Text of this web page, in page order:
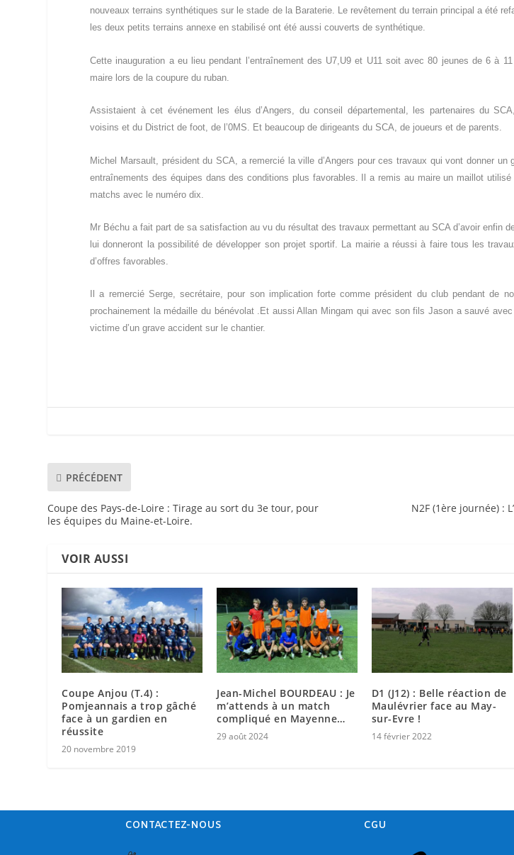
nouveaux terrains synthétiques sur le stade de la Baraterie. Le revêtement du terrain principal a été
les deux petits terrains annexe en stabilisé ont été aussi couverts de synthétique.
Cette inauguration a eu lieu pendant l’entraînement des U7,U9 et U11 soit avec 80 jeunes de 6 à
maire lors de la coupure du ruban.
Assistaient à cet événement les élus d’Angers, du conseil départemental, les partenaires du
voisins et du District de foot, de l’0MS. Et beaucoup de dirigeants du SCA, de joueurs et de parents.
Michel Marsault, président du SCA, a remercié la ville d’Angers pour ces travaux qui vont donner un
entraînements des équipes dans des conditions plus favorables. Il a remis au maire un maillot
matchs avec le numéro dix.
Mr Béchu a fait part de sa satisfaction au vu du résultat des travaux permettant au SCA d’avoir enfin
lui donneront la possibilité de développer son projet sportif. La mairie a réussi à faire tous les
d’offres favorables.
Il a remercié Serge, secrétaire, pour son implication forte comme président du club pendant de
prochainement la médaille du bénévolat .Et aussi Allan Mingam qui avec son fils Jason a sauvé
victime d’un grave accident sur le chantier.
PRÉCÉDENT
Coupe des Pays-de-Loire : Tirage au sort du 3e tour, pour
les équipes du Maine-et-Loire.
N2F (1ère journée) :
VOIR AUSSI
Coupe Anjou (T.4) :
Pomjeannais a trop gâché
face à un gardien en
réussite
20 novembre 2019
Jean-Michel BOURDEAU : Je
m’attends à un match
compliqué en Mayenne…
29 août 2024
D1 (J12) : Belle réaction de
Maulévrier face au May-
sur-Evre !
14 février 2022
CONTACTEZ-NOUS CGU